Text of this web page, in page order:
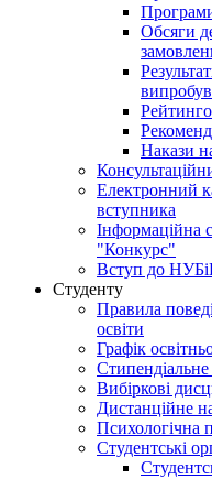
Обсяги
Накази
Електронний
вступника
Інформаційна
"Конкурс"
Вступ до
Студенту
Правила
освіти
Графік
Стипендіальне
Вибіркові
Дистанційне
Психологічна
Студентські